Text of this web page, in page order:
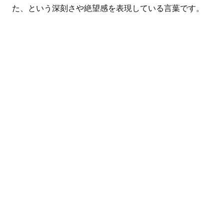
た、という深刻さや絶望感を表現している言葉です。